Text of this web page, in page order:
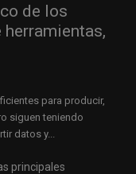
de los
para producir,
siguen teniendo
datos y...
principales